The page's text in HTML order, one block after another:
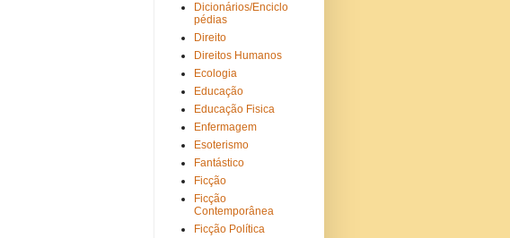
Dicionários/Enciclo
pédias
Direito
Direitos Humanos
Ecologia
Educação
Educação Fisica
Enfermagem
Esoterismo
Fantástico
Ficção
Ficção
Contemporânea
Ficção Política